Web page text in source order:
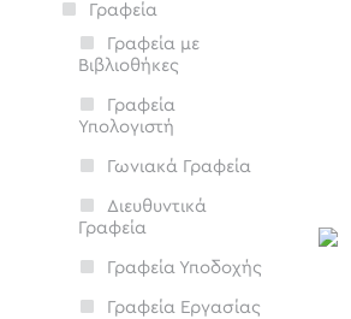
Γραφεία
Γραφεία με
Βιβλιοθήκες
Γραφεία
Υπολογιστή
Γωνιακά Γραφεία
Διευθυντικά
Γραφεία
Γραφεία Υποδοχής
Γραφεία Εργασίας